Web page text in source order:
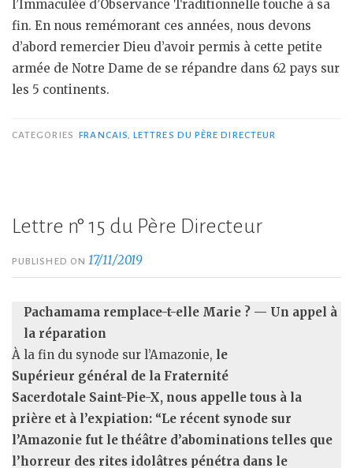
l’Immaculée d’Observance Traditionnelle touche à sa
fin. En nous remémorant ces années, nous devons
d’abord remercier Dieu d’avoir permis à cette petite
armée de Notre Dame de se répandre dans 62 pays sur
les 5 continents.
CATEGORIES FRANCAIS ,LETTRES DU PÈRE DIRECTEUR
Lettre n° 15 du Père Directeur
PUBLISHED ON 17/11/2019
Pachamama remplace-t-elle Marie ? — Un appel à
la réparation
À la fin du synode sur l’Amazonie, le
Supérieur général de la Fraternité
Sacerdotale Saint-Pie-X, nous appelle tous à la
prière et à l’expiation: “Le récent synode sur
l’Amazonie fut le théâtre d’abominations telles que
l’horreur des rites idolâtres pénétra dans le